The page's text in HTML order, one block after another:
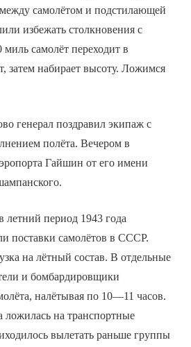
между самолётом и подстилающей
избежать столкновения с
самолёт переходит в
затем набирает высоту. Ложимся
генерал поздравил экипаж с
полёта. Вечером в
Гайшин от его имени
период 1943 года
поставки самолётов в СССР.
на лётный состав. В отдельные
и бомбардировщики
налётывая по 10—11 часов.
ложилась на транспортные
вылетать раньше группы